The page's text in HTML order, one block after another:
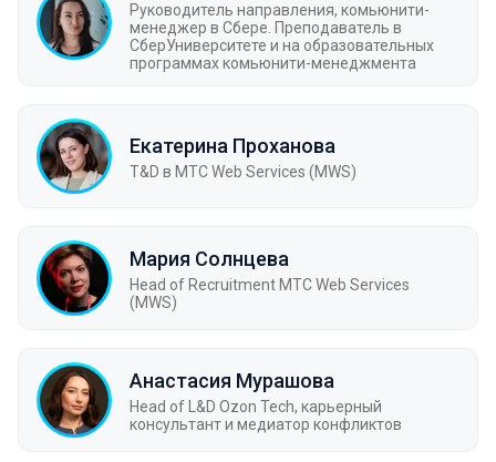
Руководитель направления, комьюнити-
менеджер в Сбере. Преподаватель в
СберУниверситете и на образовательных
программах комьюнити-менеджмента
Екатерина Проханова
T&D в MTC Web Services (MWS)
Мария Солнцева
Head of Recruitment MTC Web Services
(MWS)
Анастасия Мурашова
Head of L&D Ozon Tech, карьерный
консультант и медиатор конфликтов